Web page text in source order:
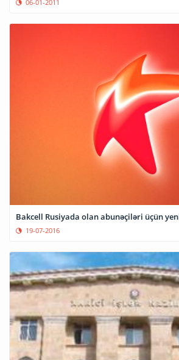
06-01-2011
Bakcell Rusiyada olan abunəçiləri üçün
19-07-2016